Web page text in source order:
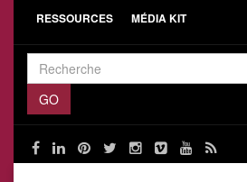
RESSOURCES MÉDIA KIT